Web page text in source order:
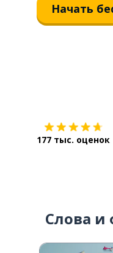
Начать
177 тыс. оценок
Слова и